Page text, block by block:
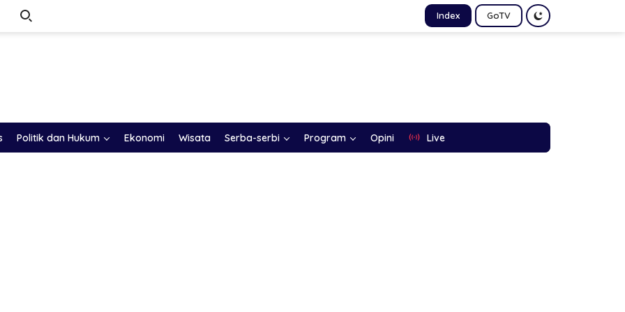
Index GoTV
Politik dan Hukum Ekonomi Wisata Serba-serbi Program Opini Live